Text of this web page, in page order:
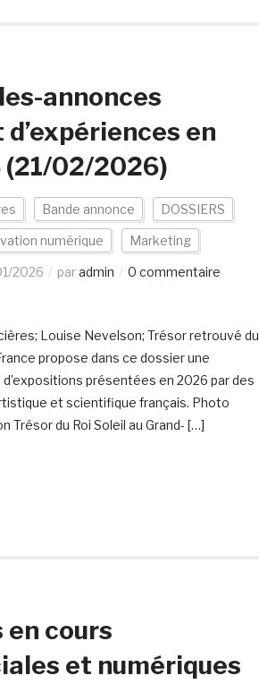
annonces
en
(21/02/2026)
Bande annonce DOSSIERS
numérique Marketing
2026 paradmin 0 commentaire
Louise Nevelson; Trésor retrouvé du
propose dans ce dossier une
présentées en 2026 par des
et scientifique français. Photo
Trésor du Roi Soleil au Grand- […]
en cours
et numériques